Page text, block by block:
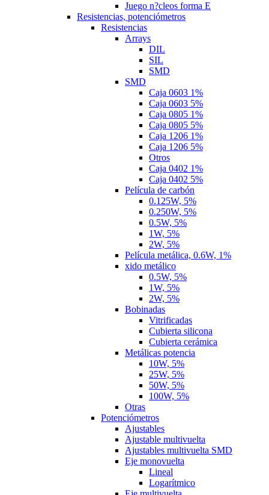
Juego n?cleos forma E
Resistencias, potenciómetros
Resistencias
Arrays
DIL
SIL
SMD
SMD
Caja 0603 1%
Caja 0603 5%
Caja 0805 1%
Caja 0805 5%
Caja 1206 1%
Caja 1206 5%
Otros
Caja 0402 1%
Caja 0402 5%
Película de carbón
0.125W, 5%
0.250W, 5%
0.5W, 5%
1W, 5%
2W, 5%
Película metálica, 0.6W, 1%
xido metálico
0.5W, 5%
1W, 5%
2W, 5%
Bobinadas
Vitrificadas
Cubierta silicona
Cubierta cerámica
Metálicas potencia
10W, 5%
25W, 5%
50W, 5%
100W, 5%
Otras
Potenciómetros
Ajustables
Ajustable multivuelta
Ajustables multivuelta SMD
Eje monovuelta
Lineal
Logarítmico